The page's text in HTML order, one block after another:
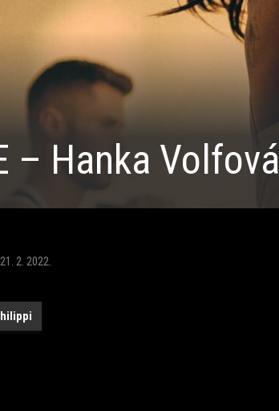
– Hanka Volfová
21. 2. 2022